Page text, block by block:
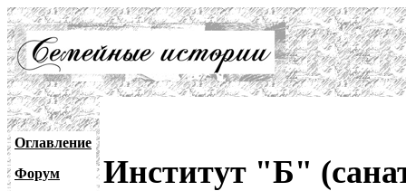
Оглавление
Форум
Институт "Б"